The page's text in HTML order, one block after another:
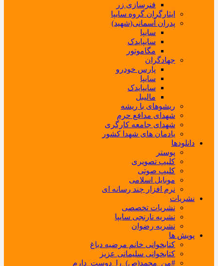
فنرسازی زر
ایثارگران گروه سایپا
پدران آسمانی(شهید)
سایپا
سایپایدک
مگاموتور
جهادگران
پارس خودرو
سایپا
سایپایدک
مالیبل
ریشوهای با ریشه
شهدای مدافع حرم
شهدای جامعه کارگری
یادمان های شهدا کشور
دانلودها
پوستر
کلیپ تصویری
کلیپ صوتی
موبایل اسلامی
نرم افزار چند رسانه ای
نشریات
نشریات تخصصی
نشریه نارنجی سایپا
نشریه رضوان
پویش ها
کتابخوانی خانم مرضیه دباغ
کتابخوانی سلیمانی عزیز
#من_محمد(ص)_را_دوست_دارم